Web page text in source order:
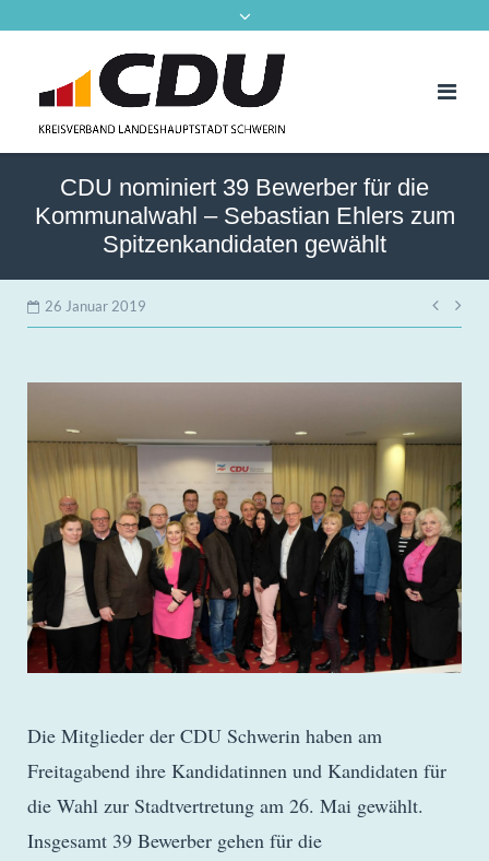
CDU nominiert 39 Bewerber für die
Kommunalwahl – Sebastian Ehlers zum
Spitzenkandidaten gewählt
26 Januar 2019
Die Mitglieder der CDU Schwerin haben am
Freitagabend ihre Kandidatinnen und Kandidaten für
die Wahl zur Stadtvertretung am 26. Mai gewählt.
Insgesamt 39 Bewerber gehen für die